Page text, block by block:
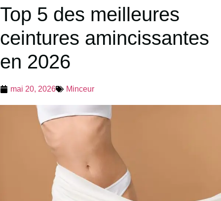
Top 5 des meilleures
ceintures amincissantes
en 2026
mai 20, 2026 Minceur